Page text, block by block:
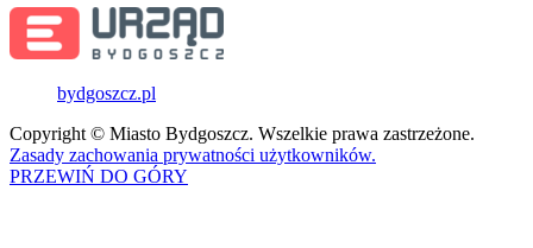
bydgoszcz.pl
Copyright © Miasto Bydgoszcz. Wszelkie prawa zastrzeżone.
Zasady zachowania prywatności użytkowników.
PRZEWIŃ DO GÓRY